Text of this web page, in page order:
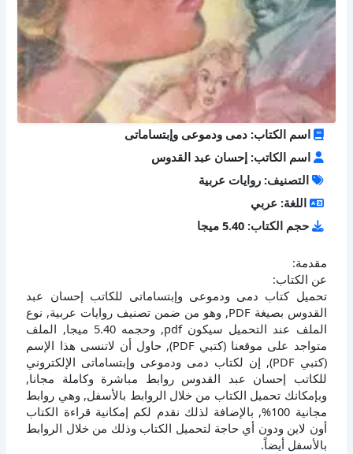
اسم الكتاب: دمى ودموعى وإبتساماتى
اسم الكاتب: إحسان عبد القدوس
التصنيف: روايات عربية
اللغة: عربي
حجم الكتاب: 5.40 ميجا
مقدمة:
عن الكتاب:
تحميل كتاب دمى ودموعى وإبتساماتى للكاتب إحسان عبد
القدوس بصيغة PDF, وهو من ضمن تصنيف روايات عربية, نوع
الملف عند التحميل سيكون pdf, وحجمه 5.40 ميجا, الملف
متواجد على موقعنا (كتبي PDF), حاول أن لاتنسى هذا الإسم
(كتبي PDF), إن لكتاب دمى ودموعى وإبتساماتى الإلكتروني
للكاتب إحسان عبد القدوس روابط مباشرة وكاملة مجانا,
وبإمكانك تحميل الكتاب من خلال الروابط بالأسفل, وهي روابط
مجانية 100%, بالإضافة لذلك نقدم لكم إمكانية قراءة الكتاب
أون لاين ودون أي حاجة لتحميل الكتاب وذلك من خلال الروابط
بالأسفل أيضاً.